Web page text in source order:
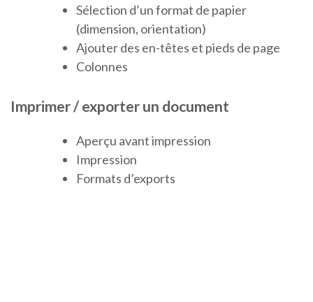
Sélection d’un format de papier
(dimension, orientation)
Ajouter des en-têtes et pieds de page
Colonnes
Imprimer / exporter un document
Aperçu avant impression
Impression
Formats d’exports